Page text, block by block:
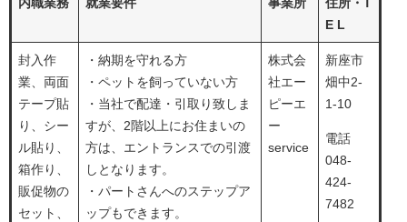
E L
封入作
業、両面
テープ貼
り、シー
ル貼り、
箱作り、
販促物の
セット、
・納期を守れる方
・ペットを飼っていない方
・当社で配達・引取り致しま
すが、2階以上にお住まいの
方は、エントランスでの引渡
しとなります。
・パートさんへのステップア
ップもできます。
株式会
社エー
ピーエ
ー
service
新座市
畑中2-
1-10
電話
048-
424-
7482